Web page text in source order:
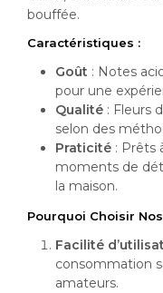
bouffée.
Caractéristiques :
Goût : Notes
pour une
Qualité: Fleurs
selon des
Praticité: Prêts
moments de
la maison.
Pourquoi Choisir
Facilité
consommation
amateurs.